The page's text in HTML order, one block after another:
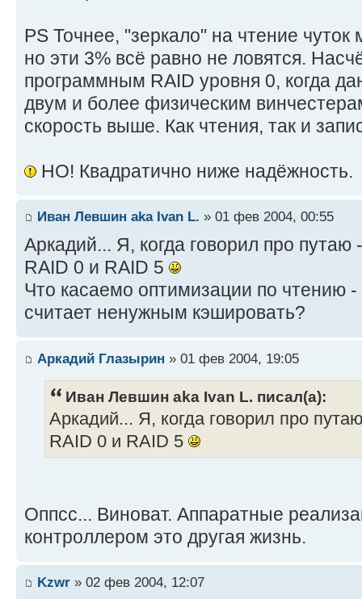
PS Точнее, "зеркало" на чтение
но эти 3% всё равно не ловятся.
программным RAID уровня 0, когда
двум и более физическим
скорость выше. Как чтения, так и
НО! Квадратично ниже надёжность.
Иван Левшин aka Ivan L. » 01 фев 2004, 00:55
Аркадий... Я, когда говорил про
RAID 0 и RAID 5
Что касаемо оптимизации по чтению -
считает ненужным кэшировать?
Аркадий Глазырин » 01 фев 2004, 19:05
Иван Левшин aka Ivan L. писал(а):
Аркадий... Я, когда говорил про
RAID 0 и RAID 5
Оппсс... Виноват. Аппаратные
контроллером это другая жизнь.
Kzwr » 02 фев 2004, 12:07